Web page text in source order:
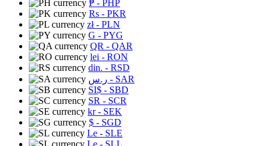
₱ - PHP
Rs - PKR
zł- PLN
G - PYG
QR - QAR
lei - RON
din. - RSD
ر.س - SAR
SI$ - SBD
SR - SCR
kr- SEK
$ - SGD
Le - SLE
Le - SLL